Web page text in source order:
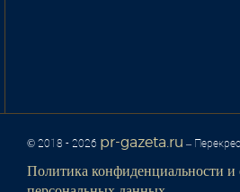
© 2018 - 2026 pr-gazeta.ru –
Политика конфиденциальности и